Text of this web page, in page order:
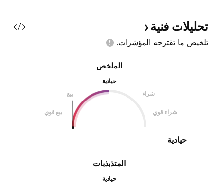
تحليلات فنية
تلخيص ما تقترحه المؤشرات.
المتذبذبات
حيادية
الملخص
حيادية
بيع
شراء
بيع قوي شراء قوي
حيادية